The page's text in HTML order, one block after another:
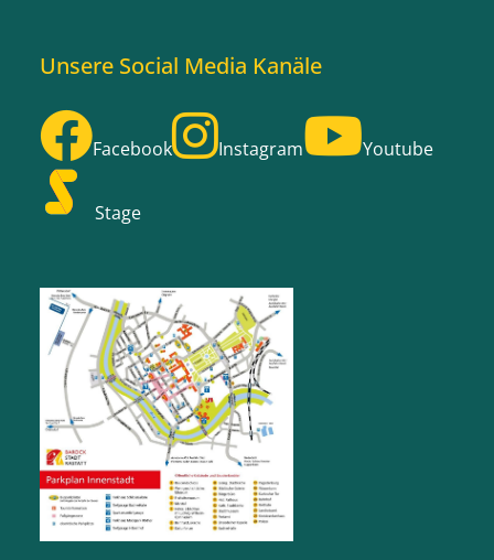
Unsere Social Media Kanäle
Facebook Instagram Youtube
Stage